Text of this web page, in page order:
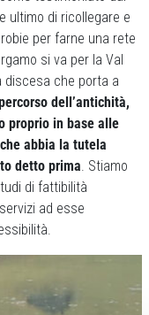
ultimo di ricollegare e
per farne una rete
si va per la Val
discesa che porta a
dell’antichità,
proprio in base alle
abbia la tutela
detto prima. Stiamo
di fattibilità
ad esse